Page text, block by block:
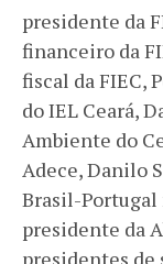
presidente da
financeiro da
fiscal da FIEC,
do IEL Ceará,
Ambiente do
Adece, Danilo
Brasil-Portugal
presidente da